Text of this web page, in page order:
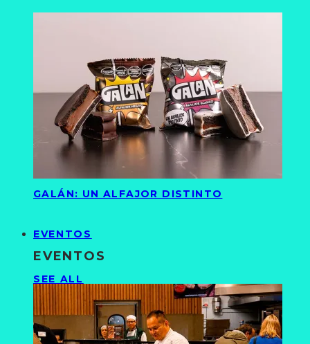
GALÁN: UN ALFAJOR DISTINTO
EVENTOS
EVENTOS
SEE ALL